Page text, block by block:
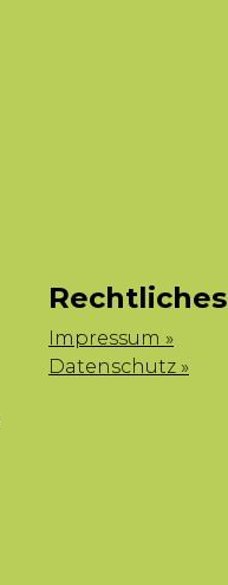
Rechtliches
Impressum »
Datenschutz »